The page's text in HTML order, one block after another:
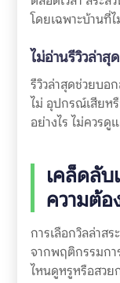
โดยเฉพาะบ้านที่
ไม่อ่านรีวิวล่าสุด
รีวิวล่าสุดช่วยบอ
ไม่ อุปกรณ์เสียห
อย่างไร ไม่ควรดู
เคล็ดลับ
ความต้อ
การเลือกวิลล่าส
จากพฤติกรรมกา
ไหนดูหรูหรือสวย